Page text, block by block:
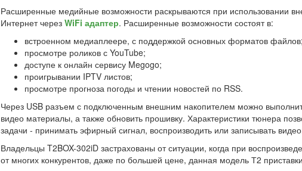
Расширенные медийные возможности раскрываются при использовании
Интернет через WiFi адаптер. Расширенные возможности состоят в:
встроенном медиаплеере, с поддержкой основных форматов файлов;
просмотре роликов с YouTube;
доступе к онлайн сервису Megogo;
проигрывании IPTV листов;
просмотре прогноза погоды и чтении новостей по RSS.
Через USB разъем с подключенным внешним накопителем можно
видео материалы, а также обновить прошивку. Характеристики тюнера
задачи - принимать эфирный сигнал, воспроизводить или записывать
Владельцы T2BOX-302iD застрахованы от ситуации, когда при
от многих конкурентов, даже по большей цене, данная модель Т2